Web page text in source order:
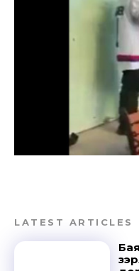
LATEST ARTICLES